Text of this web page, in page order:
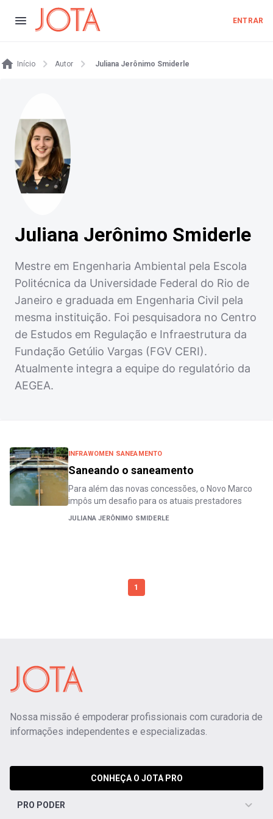
ENTRAR
Início Autor Juliana Jerônimo Smiderle
Juliana Jerônimo Smiderle
Mestre em Engenharia Ambiental pela Escola
Politécnica da Universidade Federal do Rio de
Janeiro e graduada em Engenharia Civil pela
mesma instituição. Foi pesquisadora no Centro
de Estudos em Regulação e Infraestrutura da
Fundação Getúlio Vargas (FGV CERI).
Atualmente integra a equipe do regulatório da
AEGEA.
INFRAWOMEN SANEAMENTO
Saneando o saneamento
Para além das novas concessões, o Novo Marco
impôs um desafio para os atuais prestadores
JULIANA JERÔNIMO SMIDERLE
1
Nossa missão é empoderar profissionais com curadoria de
informações independentes e especializadas.
CONHEÇA O JOTA PRO
PRO PODER